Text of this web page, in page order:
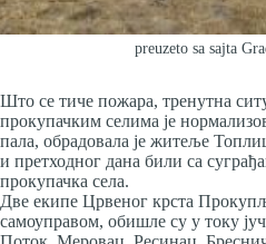
preuzeto sa sajta
Што се тиче пожара, тренутна
прокупачким селима је
пала, обрадовала је житеље
и претходног дана били са
прокупачка села.
Две екипе Црвеног крста
самоуправом, обишле су у току